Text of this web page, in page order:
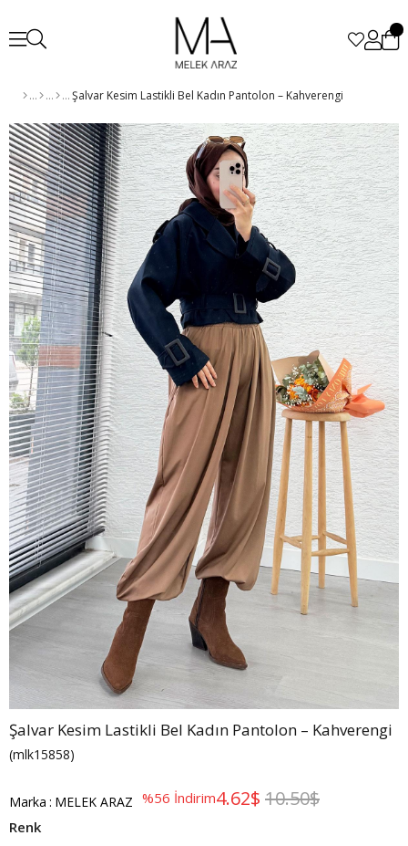
Şalvar Kesim Lastikli Bel Kadın Pantolon – Kahverengi
Şalvar Kesim Lastikli Bel Kadın Pantolon – Kahverengi
(mlk15858)
Marka : MELEK ARAZ %56 İndirim 10.50$
4.62$